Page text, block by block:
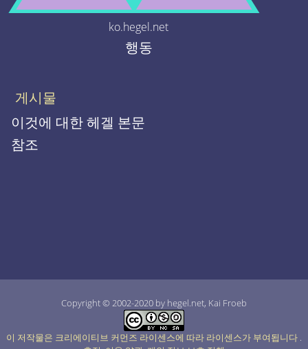
ko.hegel.net
행동
게시물
이것에 대한 헤겔 본문
참조
Copyright © 2002-2020 by hegel.net, Kai Froeb
이 저작물은 크리에이티브 커먼즈 라이센스에 따라 라이센스가 부여됩니다 .